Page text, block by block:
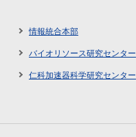
情報統合本部
バイオリソース研究センター
仁科加速器科学研究センター